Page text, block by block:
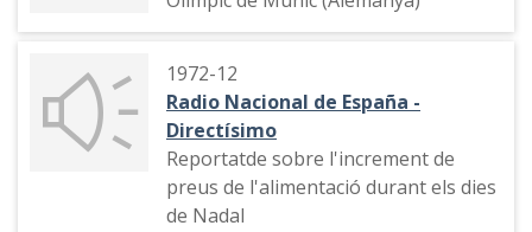
1972-12
Radio Nacional de España -
Directísimo
Reportatde sobre l'increment de
preus de l'alimentació durant els dies
de Nadal